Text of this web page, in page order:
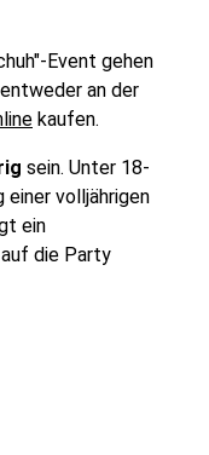
Event gehen
entweder an der
kaufen.
sein. Unter 18-
einer volljährigen
ein
die Party